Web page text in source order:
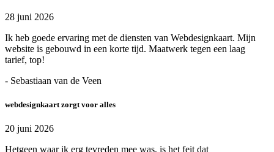
28 juni 2026
Ik heb goede ervaring met de diensten van Webdesignkaart. Mijn
website is gebouwd in een korte tijd. Maatwerk tegen een laag
tarief, top!
- Sebastiaan van de Veen
webdesignkaart zorgt voor alles
20 juni 2026
Hetgeen waar ik erg tevreden mee was, is het feit dat